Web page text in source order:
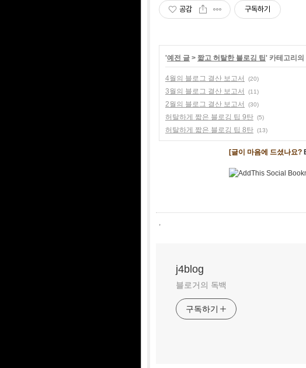
공감 구독하기
'예전 글 > 짧고 허탈한 블로깅 팁' 카테고리의
4월의 블로그 결산 보고서 (20)
3월의 블로그 결산 보고서 (11)
2월의 블로그 결산 보고서 (30)
허탈하게 짧은 블로깅 팁 9탄 (5)
허탈하게 짧은 블로깅 팁 8탄 (13)
[글이 마음에 드셨나요?
j4blog
블로거의 독백
구독하기